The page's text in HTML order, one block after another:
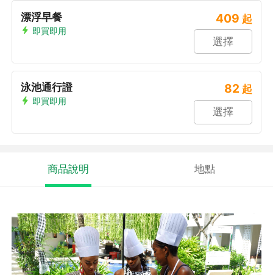
漂浮早餐
即買即用
409 起
選擇
泳池通行證
即買即用
82 起
選擇
商品說明 地點